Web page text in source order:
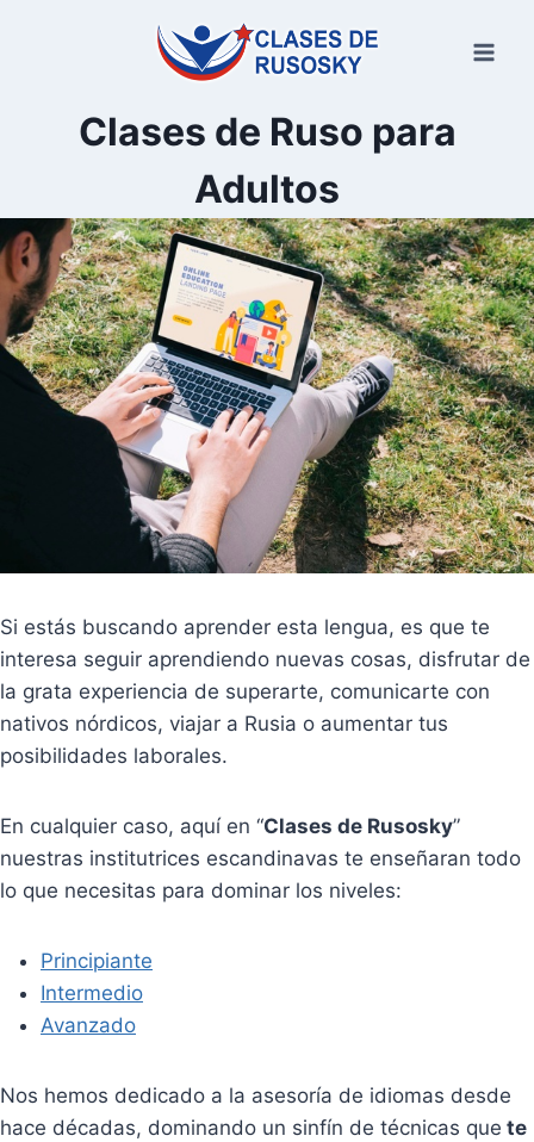
Clases de Ruso para
Adultos
Si estás buscando aprender esta lengua, es que te
interesa seguir aprendiendo nuevas cosas, disfrutar de
la grata experiencia de superarte, comunicarte con
nativos nórdicos, viajar a Rusia o aumentar tus
posibilidades laborales.
En cualquier caso, aquí en “Clases de Rusosky”
nuestras institutrices escandinavas te enseñaran todo
lo que necesitas para dominar los niveles:
Principiante
Intermedio
Avanzado
Nos hemos dedicado a la asesoría de idiomas desde
hace décadas, dominando un sinfín de técnicas que te